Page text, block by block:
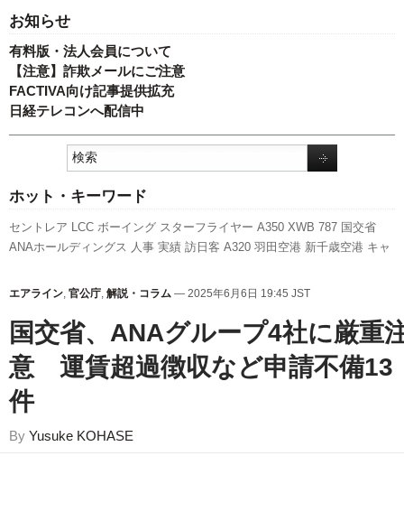
お知らせ
有料版・法人会員について
【注意】詐欺メールにご注意
FACTIVA向け記事提供拡充
日経テレコンへ配信中
ホット・キーワード
セントレア LCC ボーイング スターフライヤー A350 XWB 787 国交省
ANAホールディングス 人事 実績 訪日客 A320 羽田空港 新千歳空港 キャ
貨物 777 エアバス 伊丹空港 新路線 発着回数 全日空 旅客数
空港 福岡空港
エアライン, 官公庁, 解説・コラム — 2025年6月6日 19:45 JST
国交省、ANAグループ4社に厳重
意 運賃超過徴収など申請不備13
件
By Yusuke KOHASE